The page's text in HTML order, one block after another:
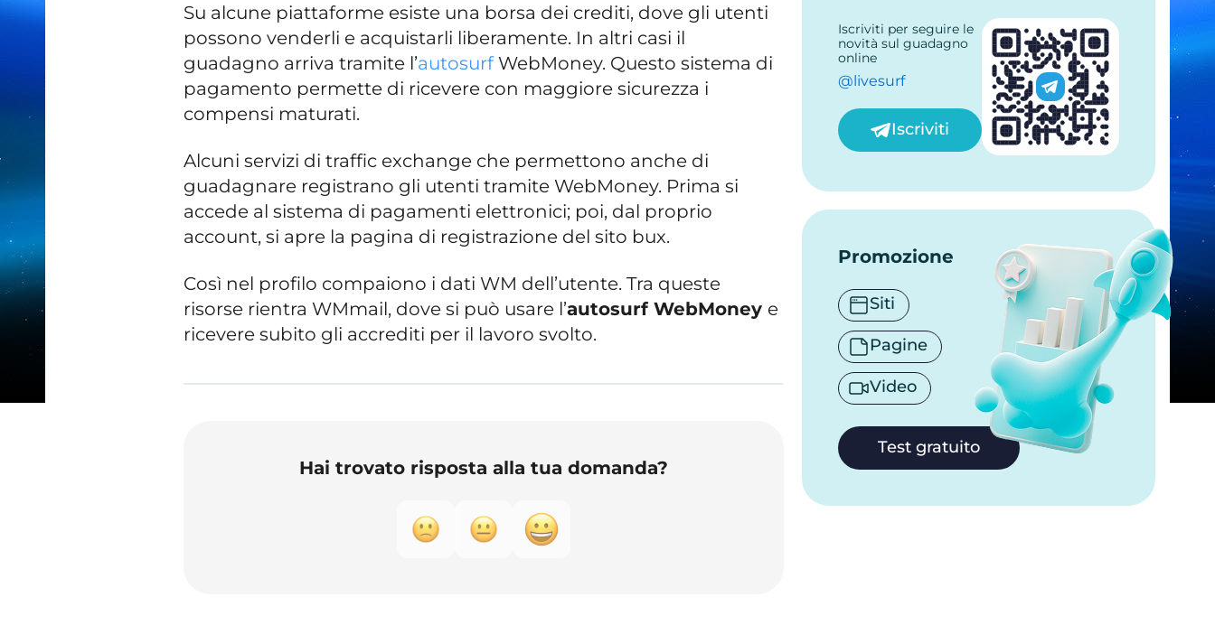
Su alcune piattaforme esiste una borsa dei crediti, dove gli utenti
possono venderli e acquistarli liberamente. In altri casi il
guadagno arriva tramite l’autosurfWebMoney. Questo sistema di
pagamento permette di ricevere con maggiore sicurezza i
compensi maturati.
Alcuni servizi di traffic exchange che permettono anche di
guadagnare registrano gli utenti tramite WebMoney. Prima si
accede al sistema di pagamenti elettronici; poi, dal proprio
account, si apre la pagina di registrazione del sito bux.
Così nel profilo compaiono i dati WM dell’utente. Tra queste
risorse rientra WMmail, dove si può usare l’autosurfWebMoney e
ricevere subito gli accrediti per il lavoro svolto.
Hai trovato risposta alla tua domanda?
Iscriviti per seguire le
novità sul guadagno
online
@livesurf
Iscriviti
Promozione
Siti
Pagine
Video
Test gratuito